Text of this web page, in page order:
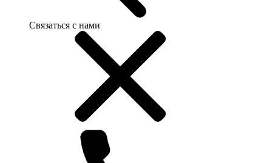
Связаться с нами